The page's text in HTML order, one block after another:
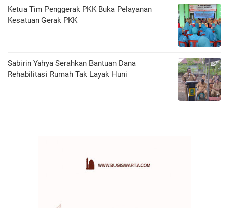
Ketua Tim Penggerak PKK Buka Pelayanan
Kesatuan Gerak PKK
Sabirin Yahya Serahkan Bantuan Dana
Rehabilitasi Rumah Tak Layak Huni